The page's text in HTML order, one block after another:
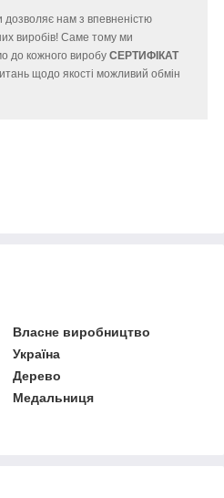
нам з впевненістю
виробів! Саме тому ми
до кожного виробу СЕРТИФІКАТ
щодо якості можливий обмін
Власне виробництво
Україна
Дерево
Медальниця